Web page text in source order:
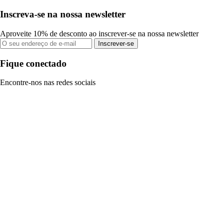
Inscreva-se na nossa newsletter
Aproveite 10% de desconto ao inscrever-se na nossa newsletter
Inscrever-se
Fique conectado
Encontre-nos nas redes sociais